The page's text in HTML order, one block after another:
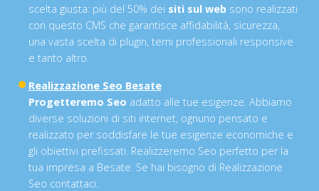
scelta giusta: più del 50% dei siti sul web sono realizzati
con questo CMS che garantisce affidabilità, sicurezza,
una vasta scelta di plugin, temi professionali responsive
e tanto altro.
Realizzazione Seo Besate
Progetteremo Seo adatto alle tue esigenze. Abbiamo
diverse soluzioni di siti internet, ognuno pensato e
realizzato per soddisfare le tue esigenze economiche e
gli obiettivi prefissati. Realizzeremo Seo perfetto per la
tua impresa a Besate. Se hai bisogno di Realizzazione
Seo contattaci.